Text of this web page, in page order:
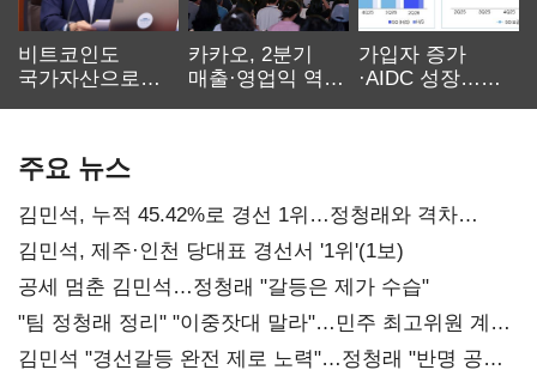
비트코인도
국가자산으로…'
카카오, 2분기
매출·영업익 역대
가입자 증가
·AIDC 성장…
주요 뉴스
김민석, 누적 45.42%로 경선 1위…정청래와 격차
0.86%p(2보)
김민석, 제주·인천 당대표 경선서 '1위'(1보)
공세 멈춘 김민석…정청래 "갈등은 제가 수습"
"팀 정청래 정리" "이중잣대 말라"…민주 최고위원 계파
다툼 격화
김민석 "경선갈등 완전 제로 노력"…정청래 "반명 공세